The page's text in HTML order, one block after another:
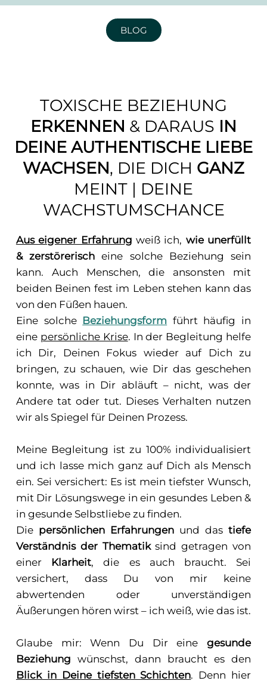
BLOG
TOXISCHE BEZIEHUNG
ERKENNEN & DARAUS IN
DEINE AUTHENTISCHE LIEBE
WACHSEN, DIE DICH GANZ
MEINT | DEINE
WACHSTUMSCHANCE
Aus eigener Erfahrung weiß ich, wie unerfüllt
& zerstörerisch eine solche Beziehung sein
kann. Auch Menschen, die ansonsten mit
beiden Beinen fest im Leben stehen kann das
von den Füßen hauen.
Eine solche Beziehungsform führt häufig in
eine persönliche Krise. In der Begleitung helfe
ich Dir, Deinen Fokus wieder auf Dich zu
bringen, zu schauen, wie Dir das geschehen
konnte, was in Dir abläuft – nicht, was der
Andere tat oder tut. Dieses Verhalten nutzen
wir als Spiegel für Deinen Prozess.
Meine Begleitung ist zu 100% individualisiert
und ich lasse mich ganz auf Dich als Mensch
ein. Sei versichert: Es ist mein tiefster Wunsch,
mit Dir Lösungswege in ein gesundes Leben &
in gesunde Selbstliebe zu finden.
Die persönlichen Erfahrungen und das tiefe
Verständnis der Thematiksind getragen von
einer Klarheit, die es auch braucht. Sei
versichert, dass Du von mir keine
abwertenden oder unverständigen
Äußerungen hören wirst – ich weiß, wie das ist.
Glaube mir: Wenn Du Dir einegesunde
Beziehung wünschst, dann braucht es den
Blick in Deine tiefsten Schichten. Denn hier